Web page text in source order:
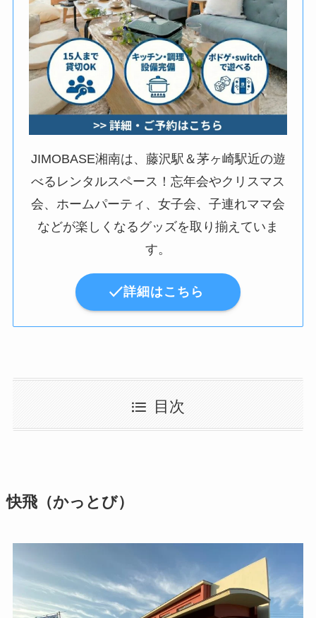
JIMOBASE湘南は、藤沢駅＆茅ヶ崎駅近の遊
べるレンタルスペース！忘年会やクリスマス
会、ホームパーティ、女子会、子連れママ会
などが楽しくなるグッズを取り揃えていま
す。
詳細はこちら
目次
快飛（かっとび）